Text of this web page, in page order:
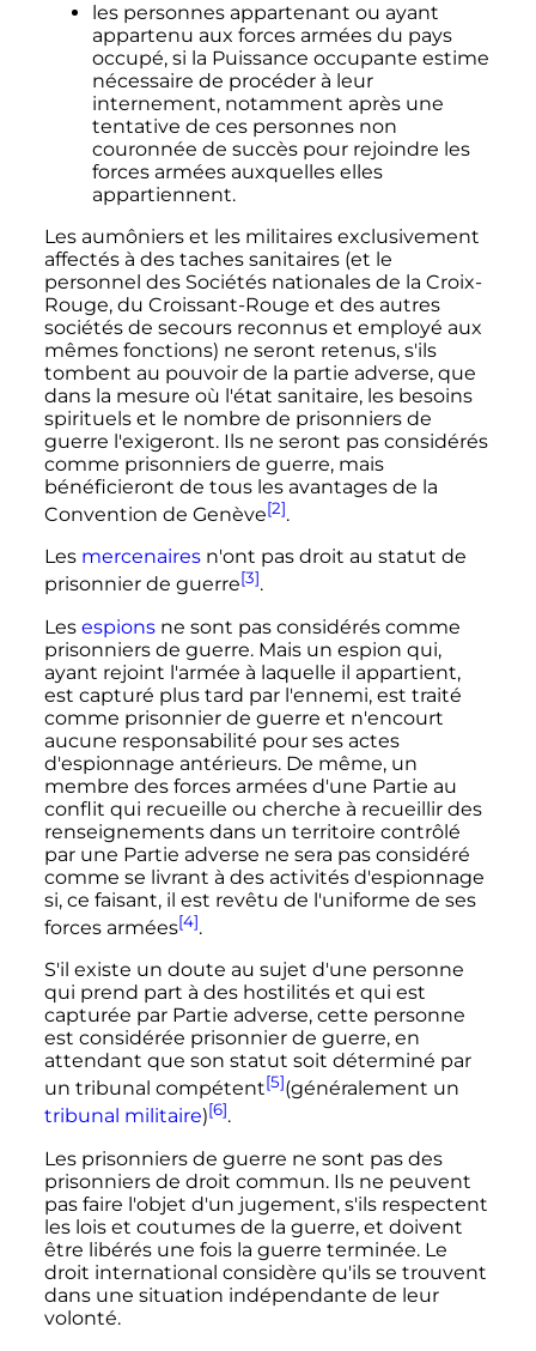
les personnes appartenant ou ayant
appartenu aux forces armées du pays
occupé, si la Puissance occupante estime
nécessaire de procéder à leur
internement, notamment après une
tentative de ces personnes non
couronnée de succès pour rejoindre les
forces armées auxquelles elles
appartiennent.
Les aumôniers et les militaires exclusivement
affectés à des taches sanitaires (et le
personnel des Sociétés nationales de la Croix-
Rouge, du Croissant-Rouge et des autres
sociétés de secours reconnus et employé aux
mêmes fonctions) ne seront retenus, s'ils
tombent au pouvoir de la partie adverse, que
dans la mesure où l'état sanitaire, les besoins
spirituels et le nombre de prisonniers de
guerre l'exigeront. Ils ne seront pas considérés
comme prisonniers de guerre, mais
bénéficieront de tous les avantages de la
Convention de Genève[2].
Les mercenairesn'ont pas droit au statut de
prisonnier de guerre[3].
Les espionsne sont pas considérés comme
prisonniers de guerre. Mais un espion qui,
ayant rejoint l'armée à laquelle il appartient,
est capturé plus tard par l'ennemi, est traité
comme prisonnier de guerre et n'encourt
aucune responsabilité pour ses actes
d'espionnage antérieurs. De même, un
membre des forces armées d'une Partie au
conflit qui recueille ou cherche à recueillir des
renseignements dans un territoire contrôlé
par une Partie adverse ne sera pas considéré
comme se livrant à des activités d'espionnage
si, ce faisant, il est revêtu de l'uniforme de ses
forces armées[4].
S'il existe un doute au sujet d'une personne
qui prend part à des hostilités et qui est
capturée par Partie adverse, cette personne
est considérée prisonnier de guerre, en
attendant que son statut soit déterminé par
un tribunal compétent[5](généralement un
tribunal militaire)[6].
Les prisonniers de guerre ne sont pas des
prisonniers de droit commun. Ils ne peuvent
pas faire l'objet d'un jugement, s'ils respectent
les lois et coutumes de la guerre, et doivent
être libérés une fois la guerre terminée. Le
droit international considère qu'ils se trouvent
dans une situation indépendante de leur
volonté.